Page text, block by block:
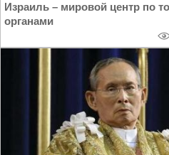
Израиль – мировой центр по
органами